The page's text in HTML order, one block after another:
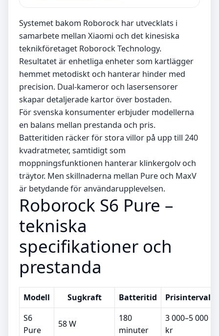
Systemet bakom Roborock har utvecklats i
samarbete mellan Xiaomi och det kinesiska
teknikföretaget Roborock Technology.
Resultatet är enhetliga enheter som kartlägger
hemmet metodiskt och hanterar hinder med
precision. Dual-kameror och lasersensorer
skapar detaljerade kartor över bostaden.
För svenska konsumenter erbjuder modellerna
en balans mellan prestanda och pris.
Batteritiden räcker för stora villor på upp till 240
kvadratmeter, samtidigt som
moppningsfunktionen hanterar klinkergolv och
träytor. Men skillnaderna mellan Pure och MaxV
är betydande för användarupplevelsen.
Roborock S6 Pure –
tekniska
specifikationer och
prestanda
Modell Sugkraft Batteritid
Prisintervall
S6
Pure
58 W
180
minuter
3 000–5 000
kr